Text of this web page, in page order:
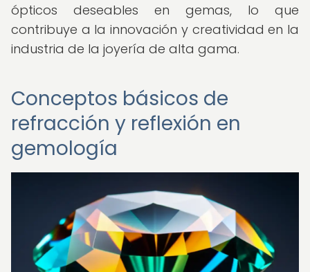
ópticos deseables en gemas, lo que
contribuye a la innovación y creatividad en la
industria de la joyería de alta gama.
Conceptos básicos de
refracción y reflexión en
gemología